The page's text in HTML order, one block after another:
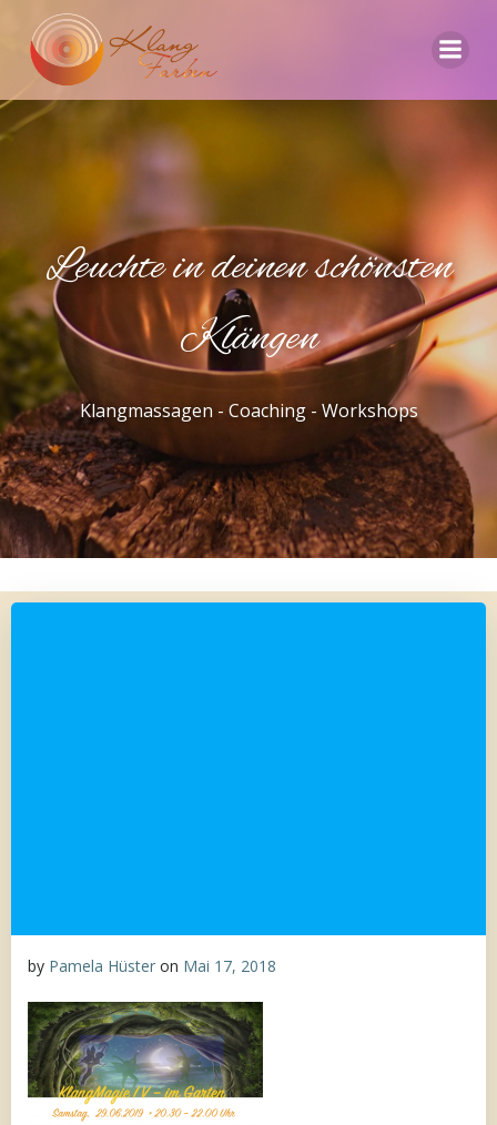
Leuchte in deinen schönsten
Klängen
Klangmassagen - Coaching - Workshops
by Pamela Hüster on Mai 17, 2018